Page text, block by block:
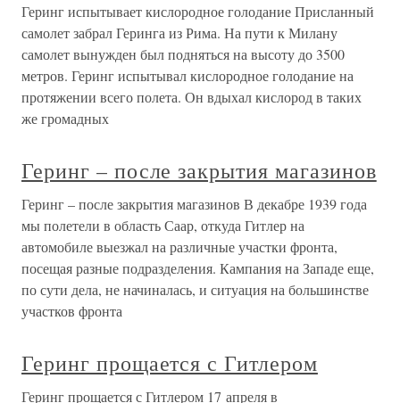
Геринг испытывает кислородное голодание Присланный
самолет забрал Геринга из Рима. На пути к Милану
самолет вынужден был подняться на высоту до 3500
метров. Геринг испытывал кислородное голодание на
протяжении всего полета. Он вдыхал кислород в таких
же громадных
Геринг – после закрытия магазинов
Геринг – после закрытия магазинов В декабре 1939 года
мы полетели в область Саар, откуда Гитлер на
автомобиле выезжал на различные участки фронта,
посещая разные подразделения. Кампания на Западе еще,
по сути дела, не начиналась, и ситуация на большинстве
участков фронта
Геринг прощается с Гитлером
Геринг прощается с Гитлером 17 апреля в